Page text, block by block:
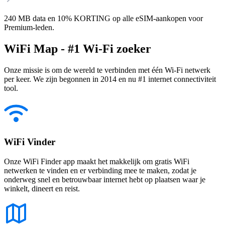
240 MB data en 10% KORTING op alle eSIM-aankopen voor
Premium-leden.
WiFi Map - #1 Wi-Fi zoeker
Onze missie is om de wereld te verbinden met één Wi-Fi netwerk
per keer. We zijn begonnen in 2014 en nu #1 internet connectiviteit
tool.
WiFi Vinder
Onze WiFi Finder app maakt het makkelijk om gratis WiFi
netwerken te vinden en er verbinding mee te maken, zodat je
onderweg snel en betrouwbaar internet hebt op plaatsen waar je
winkelt, dineert en reist.